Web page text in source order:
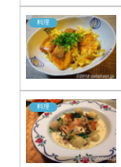
料理
料理